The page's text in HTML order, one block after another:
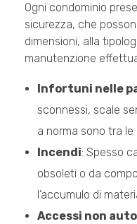
Ogni condominio
sicurezza, che
dimensioni, alla
manutenzione
Infortuni nelle
sconnessi, scale
a norma sono tra
Incendi: Spesso
obsoleti o da
l’accumulo di
Accessi non